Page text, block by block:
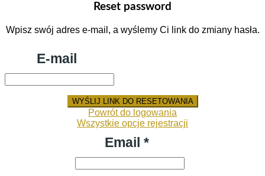
Reset password
Wpisz swój adres e-mail, a wyślemy Ci link do zmiany hasła.
E-mail
WYŚLIJ LINK DO RESETOWANIA
Powrót do logowania
Wszystkie opcje rejestracji
Email *